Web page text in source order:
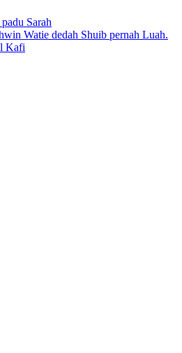
Sarah
Watie dedah Shuib pernah Luah.
Kafi